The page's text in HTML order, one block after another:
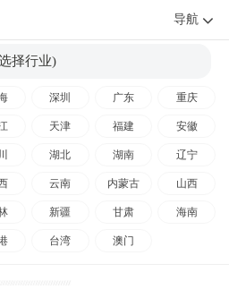
导航
择行业)
深圳 广东 重庆
天津 福建 安徽
湖北 湖南 辽宁
云南 内蒙古 山西
新疆 甘肃 海南
台湾 澳门